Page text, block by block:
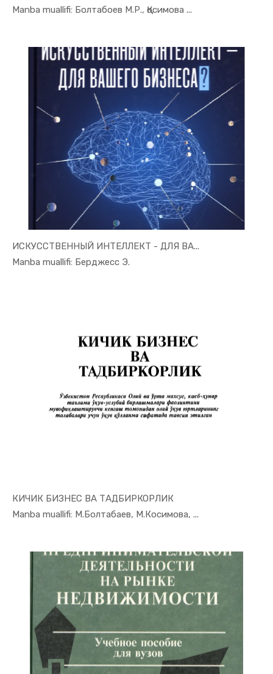
Manba muallifi: Болтабоев М.Р., Қосимова ...
In Tadbirk...
ИСКУССТВЕННЫЙ ИНТЕЛЛЕКТ - ДЛЯ ВА...
Manba muallifi: Берджесс Э.In Tadbirk...
КИЧИК БИЗНЕС ВА ТАДБИРКОРЛИК
Manba muallifi: М.Болтабаев, М.Косимова, ...
In Tadbirk...